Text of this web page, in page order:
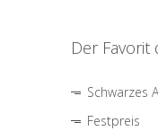
Der
Schwarzes
Festpreis